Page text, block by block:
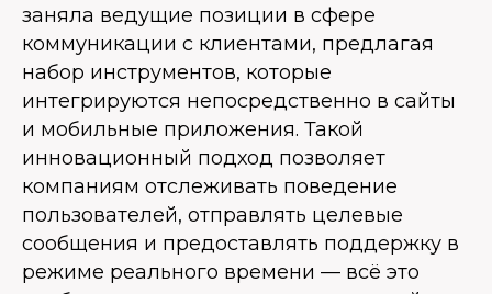
заняла ведущие позиции в сфере
коммуникации с клиентами, предлагая
набор инструментов, которые
интегрируются непосредственно в сайты
и мобильные приложения. Такой
инновационный подход позволяет
компаниям отслеживать поведение
пользователей, отправлять целевые
сообщения и предоставлять поддержку в
режиме реального времени — всё это